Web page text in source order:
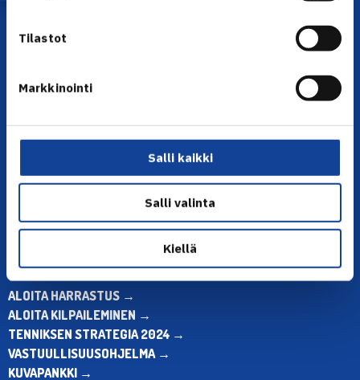
Tilastot
Markkinointi
Salli kaikki
Salli valinta
Kiellä
Toimiston puhelinajat:
Muina aikoina olkaa yhteydessä
sähköpostitse: toimisto@tennis.fi
KAIKKI YHTEYSTIEDOT →
ALOITA HARRASTUS →
ALOITA KILPAILEMINEN →
TENNIKSEN STRATEGIA 2024 →
VASTUULLISUUSOHJELMA →
KUVAPANKKI →